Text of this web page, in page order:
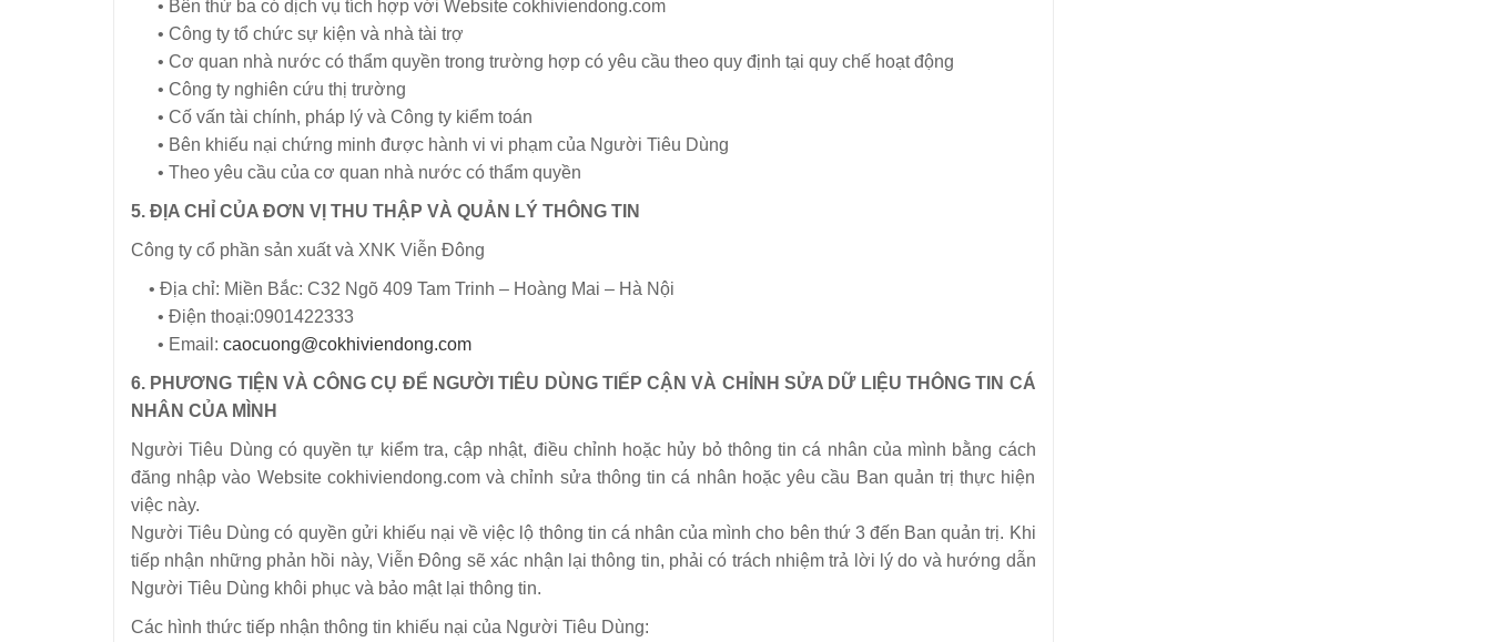
• Bên thứ ba có dịch vụ tích hợp với Website cokhiviendong.com
• Công ty tổ chức sự kiện và nhà tài trợ
• Cơ quan nhà nước có thẩm quyền trong trường hợp có yêu cầu theo quy định tại quy chế hoạt động
• Công ty nghiên cứu thị trường
• Cố vấn tài chính, pháp lý và Công ty kiểm toán
• Bên khiếu nại chứng minh được hành vi vi phạm của Người Tiêu Dùng
• Theo yêu cầu của cơ quan nhà nước có thẩm quyền
5. ĐỊA CHỈ CỦA ĐƠN VỊ THU THẬP VÀ QUẢN LÝ THÔNG TIN
Công ty cổ phần sản xuất và XNK Viễn Đông
• Địa chỉ: Miền Bắc: C32 Ngõ 409 Tam Trinh – Hoàng Mai – Hà Nội
• Điện thoại:0901422333
• Email: caocuong@cokhiviendong.com
6. PHƯƠNG TIỆN VÀ CÔNG CỤ ĐỂ NGƯỜI TIÊU DÙNG TIẾP CẬN VÀ CHỈNH SỬA DỮ LIỆU THÔNG TIN CÁ
NHÂN CỦA MÌNH
Người Tiêu Dùng có quyền tự kiểm tra, cập nhật, điều chỉnh hoặc hủy bỏ thông tin cá nhân của mình bằng cách
đăng nhập vào Website cokhiviendong.com và chỉnh sửa thông tin cá nhân hoặc yêu cầu Ban quản trị thực hiện
việc này.
Người Tiêu Dùng có quyền gửi khiếu nại về việc lộ thông tin cá nhân của mình cho bên thứ 3 đến Ban quản trị. Khi
tiếp nhận những phản hồi này, Viễn Đông sẽ xác nhận lại thông tin, phải có trách nhiệm trả lời lý do và hướng dẫn
Người Tiêu Dùng khôi phục và bảo mật lại thông tin.
Các hình thức tiếp nhận thông tin khiếu nại của Người Tiêu Dùng: